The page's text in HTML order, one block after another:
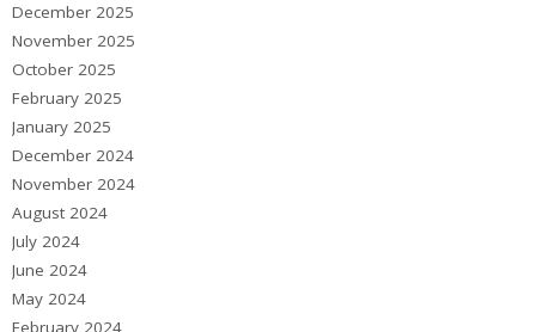
December 2025
November 2025
October 2025
February 2025
January 2025
December 2024
November 2024
August 2024
July 2024
June 2024
May 2024
February 2024